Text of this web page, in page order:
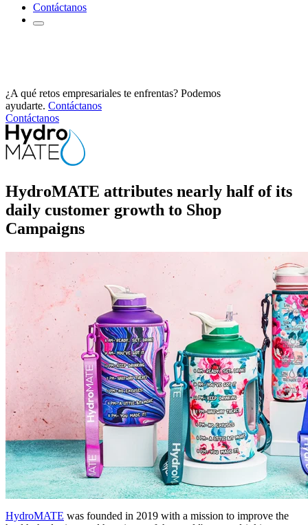
Contáctanos
¿A qué retos empresariales te enfrentas? Podemos
ayudarte. Contáctanos
Contáctanos
HydroMATE attributes nearly half of its
daily customer growth to Shop
Campaigns
HydroMATE was founded in 2019 with a mission to improve the